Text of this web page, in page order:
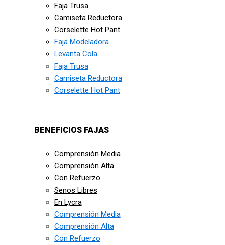
Faja Trusa
Camiseta Reductora
Corselette Hot Pant
Faja Modeladora
Levanta Cola
Faja Trusa
Camiseta Reductora
Corselette Hot Pant
BENEFICIOS FAJAS
Comprensión Media
Comprensión Alta
Con Refuerzo
Senos Libres
En Lycra
Comprensión Media
Comprensión Alta
Con Refuerzo